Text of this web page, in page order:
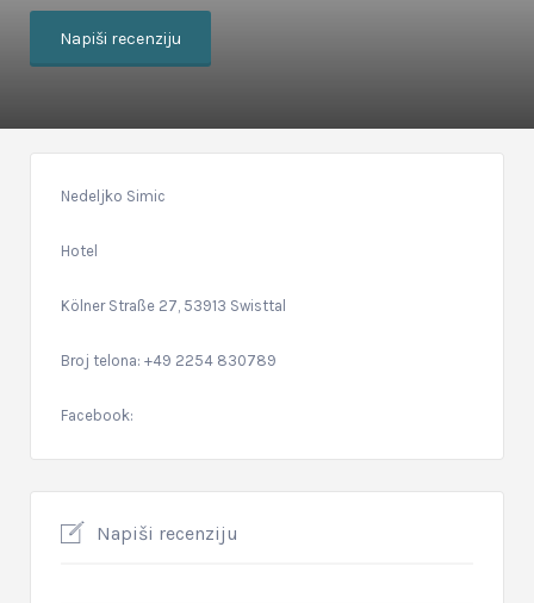
Napiši recenziju
Nedeljko Simic
Hotel
Kölner Straße 27, 53913 Swisttal
Broj telona: +49 2254 830789
Facebook:
Napiši recenziju